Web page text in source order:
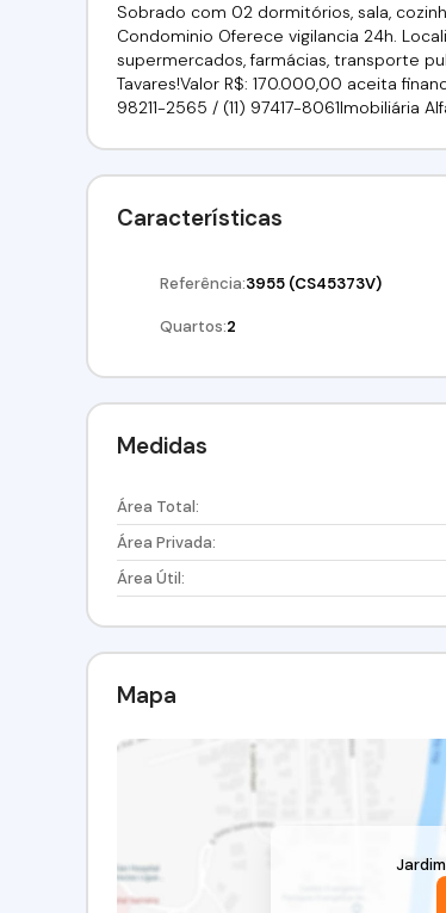
Sobrado com 02 dormitórios, sala,
Condominio Oferece vigilancia 24h.
supermercados, farmácias, transporte
Tavares!Valor R$: 170.000,00 aceita
98211-2565 / (11) 97417-8061Imobiliária
Características
Referência:3955 (CS45373V)
Quartos:2
Medidas
Área Total:
Área Privada:
Área Útil:
Mapa